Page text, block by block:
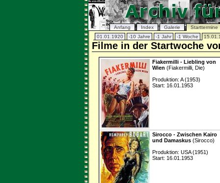
Anfang Index Galerie
Starttermine
01.01.1920
-10 Jahre -1 Jahr -1 Woche
Filme in der Startwoche
Fiakermilli - Liebling von
Wien (Fiakermilli, Die)
Produktion: A (1953)
Start: 16.01.1953
Sirocco - Zwischen Kairo
und Damaskus (Sirocco)
Produktion: USA (1951)
Start: 16.01.1953